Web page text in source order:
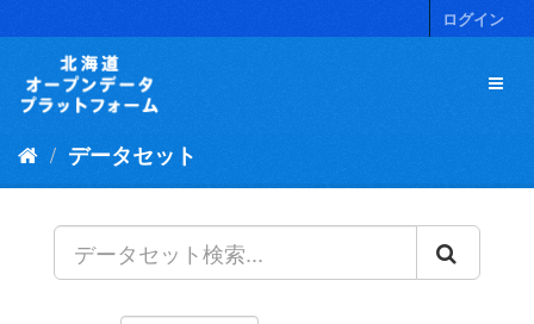
キ
ログイン
データセット